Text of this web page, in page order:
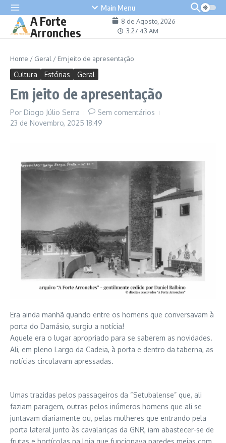
content Main Menu
A Forte
Arronches
8 de Agosto, 2026
3:27:43 AM
Home / Geral / Em jeito de apresentação
Cultura Estórias Geral
Em jeito de apresentação
Por Diogo Júlio Serra
Sem comentários
23 de Novembro, 2025 18:49
Era ainda manhã quando entre os homens que conversavam à
porta do Damásio, surgiu a notícia!
Aquele era o lugar apropriado para se saberem as novidades.
Ali, em pleno Largo da Cadeia, à porta e dentro da taberna, as
notícias circulavam apressadas.
Umas trazidas pelos passageiros da “Setubalense” que, ali
faziam paragem, outras pelos inúmeros homens que ali se
juntavam diariamente ou, pelas mulheres que entrando pela
porta lateral junto às cavalariças da GNR, iam abastecer-se de
frutas e hortícolas na loja que funcionava paredes meias com